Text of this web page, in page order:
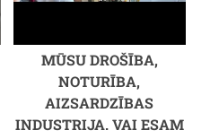
MŪSU DROŠĪBA,
NOTURĪBA,
AIZSARDZĪBAS
INDUSTRIJA. VAI ESAM